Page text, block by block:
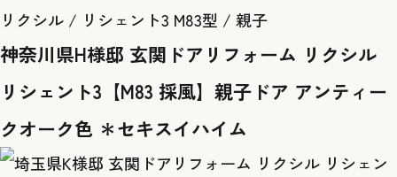
リクシル / リシェント3 M83型 / 親子
神奈川県H様邸 玄関ドアリフォーム リクシル
リシェント3【M83 採風】親子ドア アンティー
クオーク色 ＊セキスイハイム